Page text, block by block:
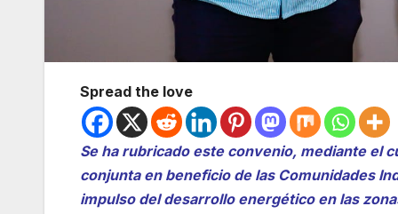
Spread the love
Se ha rubricado este convenio, mediante el
conjunta en beneficio de las Comunidades
impulso del desarrollo energético en las